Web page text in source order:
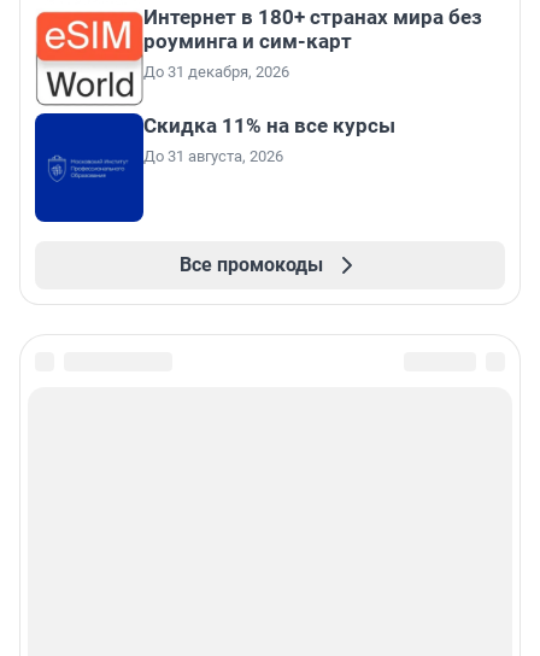
Интернет в 180+ странах мира без
роуминга и сим-карт
До 31 декабря, 2026
Скидка 11% на все курсы
До 31 августа, 2026
Все промокоды